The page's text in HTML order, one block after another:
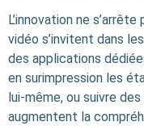
L’innovation ne
vidéo s’invitent dans
des applications
en surimpression les
lui-même, ou suivre
augmentent la